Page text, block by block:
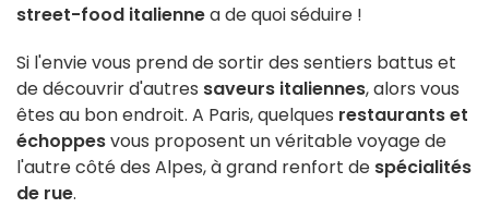
street-food italiennea de quoi séduire !
Si l'envie vous prend de sortir des sentiers battus et
de découvrir d'autres saveurs italiennes, alors vous
êtes au bon endroit. A Paris, quelques restaurants et
échoppesvous proposent un véritable voyage de
l'autre côté des Alpes, à grand renfort de spécialités
de rue.